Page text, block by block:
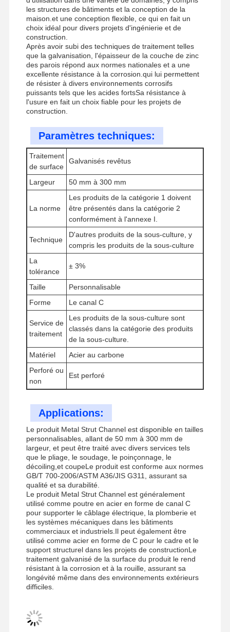
Produits Vidéos
À Propos De
Nous
Visite De
L'usine
Qualité
Les Affaires
accrochages sismiques
Faisceau de canal d'angle
Résistance sismique des conduits
support sismique de plateau de câbles
4 Façons de protéger contre les séismes
Parentes angulaires galvanisées
plateau de câbles de piste de course
Accessoires pour paniers à câbles
Partenons de rails de panneaux solaires
canal de montage solaire
les structures de bâtiments et la conception de la
maison.et une conception flexible, ce qui en fait un
choix idéal pour divers projets d'ingénierie et de
construction.
Après avoir subi des techniques de traitement telles
que la galvanisation, l'épaisseur de la couche de zinc
des parois répond aux normes nationales et a une
excellente résistance à la corrosion.qui lui permettent
de résister à divers environnements corrosifs
puissants tels que les acides fortsSa résistance à
l'usure en fait un choix fiable pour les projets de
construction.
Paramètres techniques:
Traitement
de surface
Galvanisés revêtus
Largeur 50 mm à 300 mm
La norme
Les produits de la catégorie 1 doivent
être présentés dans la catégorie 2
conformément à l'annexe I.
Technique
D'autres produits de la sous-culture, y
compris les produits de la sous-culture
La
tolérance
± 3%
Taille
Personnalisable
Forme
Le canal C
Service de
traitement
Les produits de la sous-culture sont
classés dans la catégorie des produits
de la sous-culture.
Matériel
Acier au carbone
Perforé ou
non
Est perforé
Applications:
Le produit Metal Strut Channel est disponible en tailles
personnalisables, allant de 50 mm à 300 mm de
largeur, et peut être traité avec divers services tels
que le pliage, le soudage, le poinçonnage, le
décoiling,et coupeLe produit est conforme aux normes
GB/T 700-2006/ASTM A36/JIS G311, assurant sa
qualité et sa durabilité.
Le produit Metal Strut Channel est généralement
utilisé comme poutre en acier en forme de canal C
pour supporter le câblage électrique, la plomberie et
les systèmes mécaniques dans les bâtiments
commerciaux et industriels.Il peut également être
utilisé comme acier en forme de C pour le cadre et le
support structurel dans les projets de constructionLe
traitement galvanisé de la surface du produit le rend
résistant à la corrosion et à la rouille, assurant sa
longévité même dans des environnements extérieurs
difficiles.